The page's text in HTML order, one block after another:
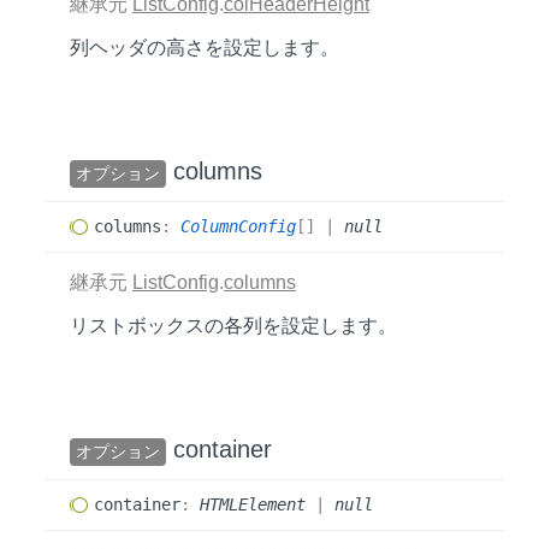
継承元 ListConfig.colHeaderHeight
列ヘッダの高さを設定します。
オプション columns
columns : ColumnConfig [] null
継承元 ListConfig.columns
リストボックスの各列を設定します。
オプション container
container: HTMLElement null